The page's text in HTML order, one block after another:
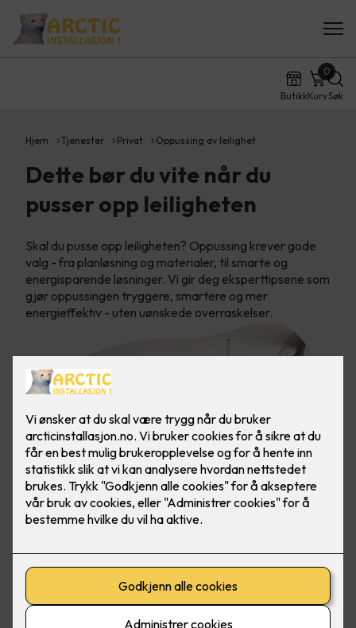
ButikkKurv
0
Søk
Hjem Tjenester Privat Oppussing av leilighet
Dette bør du vite når du
pusser opp leiligheten
Skal du pusse opp leiligheten? Oppussing krever gode
valg - fra planløsning og materialer, til smarte og
energisparende løsninger. Vi gir deg eksperttipsene som
gjør oppussingen tryggere, smartere og mer
energieffektiv - uten uønskede overraskelser.